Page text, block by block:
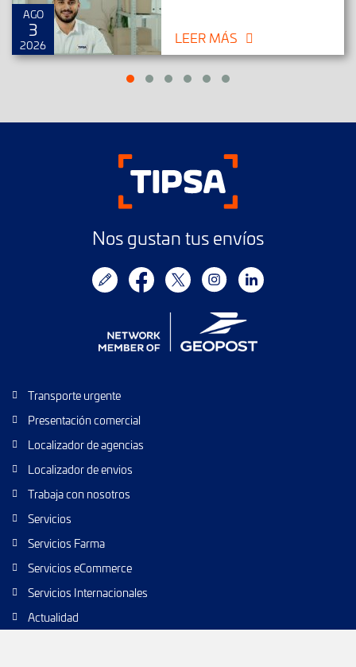
AGO
3
2026 LEER MÁS
Nos gustan tus envíos
Transporte urgente
Presentación comercial
Localizador de agencias
Localizador de envios
Trabaja con nosotros
Servicios
Servicios Farma
Servicios eCommerce
Servicios Internacionales
Actualidad